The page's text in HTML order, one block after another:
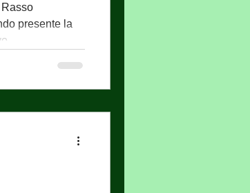
presente la